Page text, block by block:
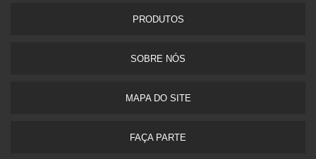
PRODUTOS
SOBRE NÓS
MAPA DO SITE
FAÇA PARTE